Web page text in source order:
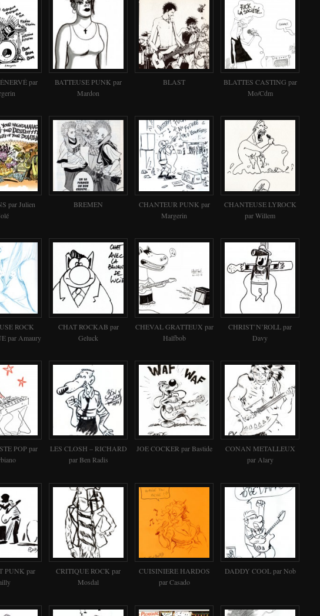
par
BATTEUSE PUNK par
Mardon
BLAST
BLATTES CASTING par
Mo/Cdm
par Julien
BREMEN
CHANTEUR PUNK par
Margerin
CHANTEUSE LYROCK
par Willem
ROCK
par Amaury
CHAT ROCKAB par
Geluck
CHEVAL GRATTEUX par
Halfbob
CHRIST’N’ROLL par
Davy
POP par
LES CLOSH – RICHARD
par Ben Radis
JOE COCKER par Bastide
CONAN METALLEUX
par Alary
PUNK par
CRITIQUE ROCK par
Mosdal
CUISINIERE HARDOS
par Casado
DADDY COOL par Nob